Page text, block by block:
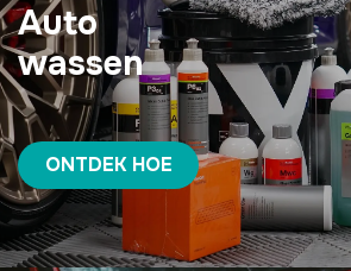
Auto
wassen
ONTDEK HOE